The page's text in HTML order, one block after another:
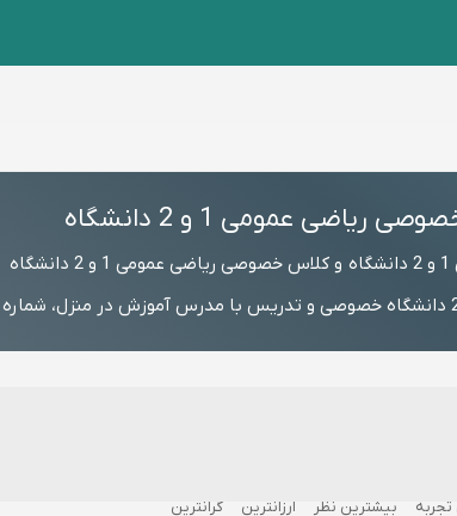
عمومی 1 و 2 دانشگاه
بیشترین نظر ارزانترین گرانترین